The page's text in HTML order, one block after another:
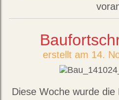
erstellt am 14.
Diese Woche wurde